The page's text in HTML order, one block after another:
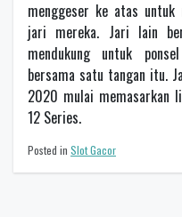
menggeser ke atas untuk
jari mereka. Jari lain
mendukung untuk
bersama satu tangan itu.
2020 mulai memasarkan
12 Series.
Posted in Slot Gacor